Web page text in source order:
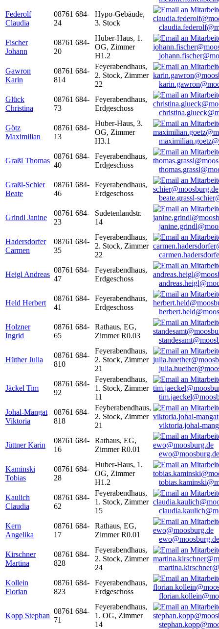
Federolf
Claudia
08761 684-
24
Hypo-Gebäude,
3. Stock
Fischer
Johann
08761 684-
20
Huber-Haus, 1.
OG, Zimmer
H1.2
Gawron
Karin
08761 684-
814
Feyerabendhaus,
2. Stock, Zimmer
22
Glück
Christina
08761 684-
73
Feyerabendhaus,
Erdgeschoss
Götz
Maximilian
08761 684-
13
Huber-Haus, 3.
OG, Zimmer
H3.1
Graßl Thomas
08761 684-
40
Feyerabendhaus,
Erdgeschoss
Graßl-Schier
Beate
08761 684-
46
Feyerabendhaus,
Erdgeschoss
beate.grassl-
Grindl Janine
08761 684-
23
Sudetenlandstr.
14
Hadersdorfer
Carmen
08761 684-
35
Feyerabendhaus,
2. Stock, Zimmer
22
Heigl Andreas
08761 684-
47
Feyerabendhaus,
Erdgeschoss
Held Herbert
08761 684-
41
Feyerabendhaus,
Erdgeschoss
Holzner
Ingrid
08761 684-
65
Rathaus, EG,
Zimmer R0.03
Hüther Julia
08761 684-
810
Feyerabendhaus,
2. Stock, Zimmer
21
Jäckel Tim
08761 684-
92
Feyerabendhaus,
1. Stock, Zimmer
11
Johal-Mangat
Viktoria
08761 684-
818
Feyberabendhaus,
2. Stock, Zimmer
21
viktoria.johal-
Jüttner Karin
08761 684-
16
Rathaus, EG,
Zimmer R0.01
ewo@moosburg.de
Kaminski
Tobias
08761 684-
28
Huber-Haus, 1.
OG, Zimmer
H1.2
Kaulich
Claudia
08761 684-
62
Feyerabendhaus,
1. Stock, Zimmer
15
Kern
Angelika
08761 684-
17
Rathaus, EG,
Zimmer R0.01
ewo@moosburg.de
Kirschner
Martina
08761 684-
828
Feyerabendhaus,
2. Stock, Zimmer
24
Kollein
Florian
08761 684-
823
Feyerabendhaus,
Erdgeschoss
Kopp Stephan
08761 684-
71
Feyerabendhaus,
1. OG, Zimmer
14